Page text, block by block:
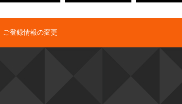
ご登録情報の変更